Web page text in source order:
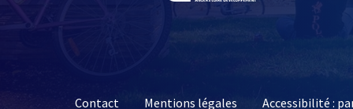
Contact Mentions légales Accessibilité :